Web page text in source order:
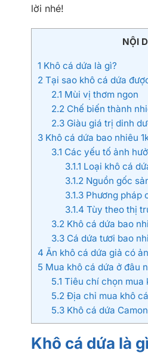
lời nhé!
NỘI
1 Khô cá dứa là gì?
2 Tại sao khô cá dứa
2.1 Mùi vị thơm ngon
2.2 Chế biến thành
2.3Giàu giá trị dinh
3 Khô cá dứa bao nhiêu
3.1 Các yếu tố ảnh
3.1.1 Loại khô cá
3.1.2 Nguồn gốc
3.1.3Phương pháp
3.1.4 Tùy theo thị
3.2 Khô cá dứa bao
3.3Cá dứa tươi bao
4 Ăn khô cá dứa giả có
5 Mua khô cá dứa ở đâu
5.1 Tiêu chí chọn mua
5.2 Địa chỉ mua khô
5.3Khô cá dứa
Khô cá dứa là